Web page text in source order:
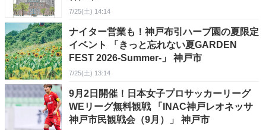
7/25(土) 14:14
ナイター営業も！神戸布引ハーブ園の夏限定
イベント 「きっと忘れない夏GARDEN
FEST 2026-Summer-」 神戸市
7/25(土) 13:14
9月2日開催！日本女子プロサッカーリーグ
WEリーグ無料観戦 「INAC神戸レオネッサ
神戸市民観戦会（9月）」 神戸市